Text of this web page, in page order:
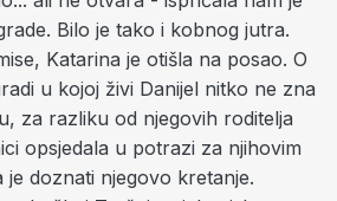
Bilo je tako i kobnog jutra.
Katarina je otišla na posao. O
u kojoj živi Danijel nitko ne zna
za razliku od njegovih roditelja
opsjedala u potrazi za njihovim
je doznati njegovo kretanje.